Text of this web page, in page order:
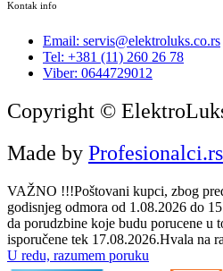
Kontak info
Email: servis@elektroluks.co.rs
Tel: +381 (11) 260 26 78
Viber: 0644729012
Copyright ©
Made by Profesionalci.rs
VAŽNO !!!Poštovani kupci, zbog
godisnjeg odmora od 1.08.2026 do
da porudzbine koje budu porucene u
isporučene tek 17.08.2026.Hvala na
U redu, razumem poruku